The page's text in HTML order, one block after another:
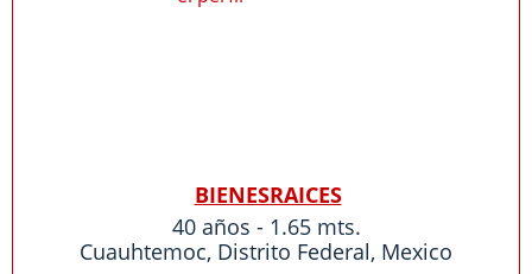
BIENESRAICES
40 años - 1.65 mts.
Cuauhtemoc, Distrito Federal, Mexico